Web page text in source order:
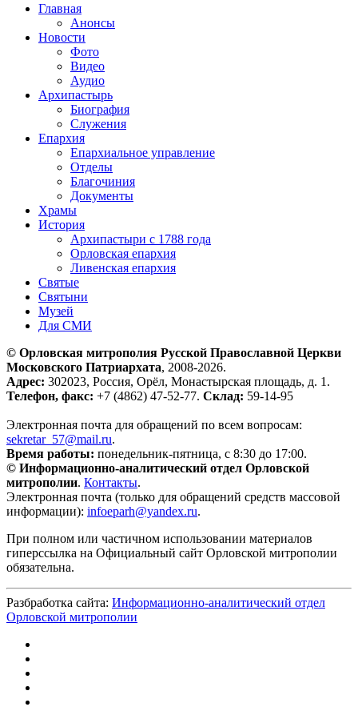
Главная
Анонсы
Новости
Фото
Видео
Аудио
Архипастырь
Биография
Служения
Епархия
Епархиальное управление
Отделы
Благочиния
Документы
Храмы
История
Архипастыри с 1788 года
Орловская епархия
Ливенская епархия
Святые
Святыни
Музей
Для СМИ
© Орловская митрополия Русской Православной Церкви
Московского Патриархата, 2008-2026.
Адрес: 302023, Россия, Орёл, Монастырская площадь, д. 1.
Телефон, факс: +7 (4862) 47-52-77. Склад: 59-14-95
Электронная почта для обращений по всем вопросам:
sekretar_57@mail.ru.
Время работы: понедельник-пятница, с 8:30 до 17:00.
© Информационно-аналитический отдел Орловской
митрополии. Контакты.
Электронная почта (только для обращений средств массовой
информации): infoeparh@yandex.ru.
При полном или частичном использовании материалов
гиперссылка на Официальный сайт Орловской митрополии
обязательна.
Разбработка сайта: Информационно-аналитический отдел
Орловской митрополии